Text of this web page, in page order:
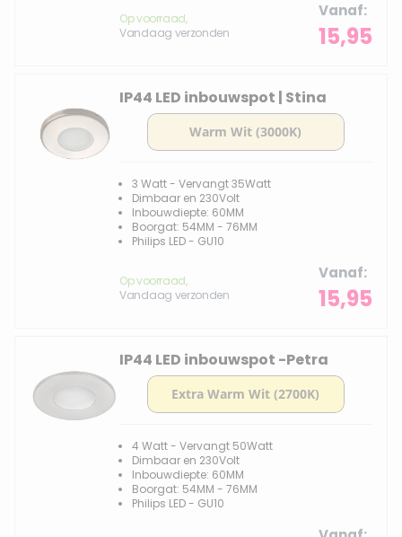
Op voorraad,
Vandaag verzonden
Vanaf
15,95
IP44 LED inbouwspot | Stina
3 Watt - Vervangt 35Watt
Dimbaar en 230Volt
Inbouwdiepte: 60MM
Boorgat: 54MM - 76MM
Philips LED - GU10
Op voorraad,
Vandaag verzonden
Vanaf
15,95
IP44 LED inbouwspot -Petra
4 Watt - Vervangt 50Watt
Dimbaar en 230Volt
Inbouwdiepte: 60MM
Boorgat: 54MM - 76MM
Philips LED - GU10